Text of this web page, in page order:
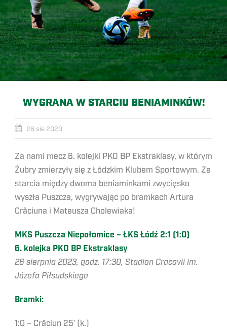
WYGRANA W STARCIU BENIAMINKÓW!
26 sie 2023
Za nami mecz 6. kolejki PKO BP Ekstraklasy, w którym
Żubry zmierzyły się z Łódzkim Klubem Sportowym. Ze
starcia między dwoma beniaminkami zwycięsko
wyszła Puszcza, wygrywając po bramkach Artura
Crăciuna i Mateusza Cholewiaka!
MKS Puszcza Niepołomice – ŁKS Łódź 2:1 (1:0)
6. kolejka PKO BP Ekstraklasy
26 sierpnia 2023, godz. 17:30, Stadion Cracovii im.
Józefa Piłsudskiego
Bramki:
1:0 – Crăciun 25′ (k.)